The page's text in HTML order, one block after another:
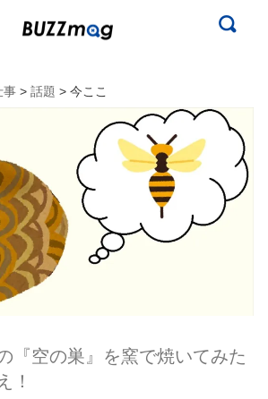
事 > 話題 > 今ここ
『空の巣』を窯で焼いてみた
！